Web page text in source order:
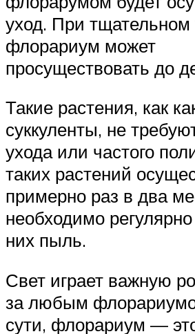
уход. При тщательном
флорариум может
просуществовать до
Такие растения, как
суккуленты, не
ухода или частого
таких растений
примерно раз в два
необходимо
них пыль.
Свет играет важную
за любым
сути, флорариум —